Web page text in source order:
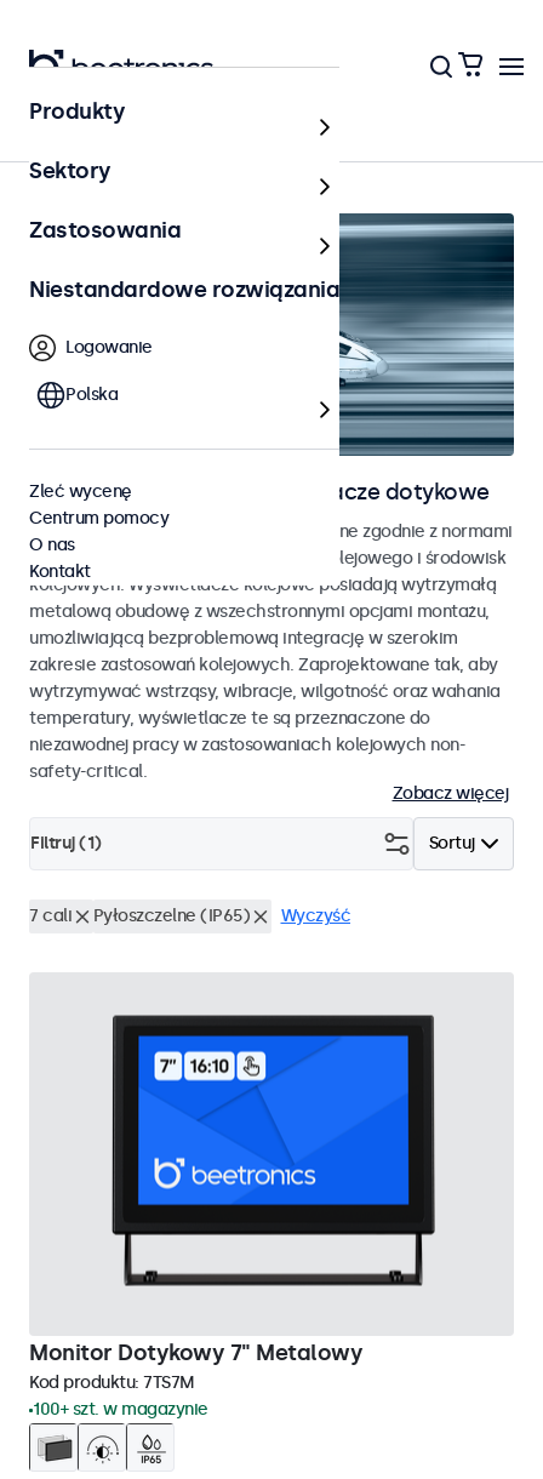
Kolejnictwo
Monitory kolejowe i wyświetlacze dotykowe
Monitory i ekrany dotykowe opracowane zgodnie z normami
EN 50155 oraz EN 45545-2 dla taboru kolejowego i środowisk
kolejowych. Wyświetlacze kolejowe posiadają wytrzymałą
metalową obudowę z wszechstronnymi opcjami montażu,
umożliwiającą bezproblemową integrację w szerokim
zakresie zastosowań kolejowych. Zaprojektowane tak, aby
wytrzymywać wstrząsy, wibracje, wilgotność oraz wahania
temperatury, wyświetlacze te są przeznaczone do
niezawodnej pracy w zastosowaniach kolejowych non-
safety-critical.
Zobacz więcej
Sortuj
Filtruj (1)
7 cali Pyłoszczelne (IP65) Wyczyść
Monitor Dotykowy 7" Metalowy
Kod produktu: 7TS7M
100+ szt. w magazynie
Produkty
Sektory
Zastosowania
Niestandardowe rozwiązania
Logowanie
Polska
Zleć wycenę
Centrum pomocy
O nas
Kontakt